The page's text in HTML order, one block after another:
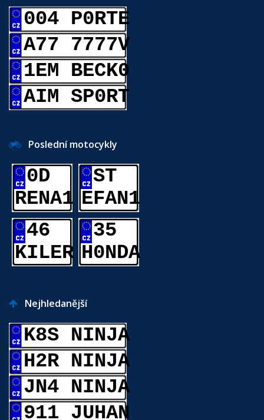
004 P0RTE
A77 7777V
1EM BECK0
AIM SP0RT
Poslední motocykly
0D
RENA1
ST
EFAN1
46
KILER
35
H0NDA
Nejhledanější
K8S NINJA
H2R NINJA
JN4 NINJA
911 JUHAN